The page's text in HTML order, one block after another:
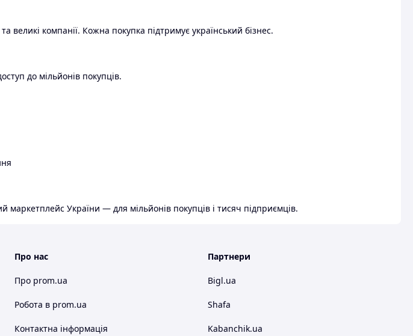
великі компанії. Кожна покупка підтримує український бізнес.
до мільйонів покупців.
маркетплейс України — для мільйонів покупців і тисяч підприємців.
Про нас
Про prom.ua
Робота в prom.ua
Контактна інформація
Партнери
Bigl.ua
Shafa
Kabanchik.ua